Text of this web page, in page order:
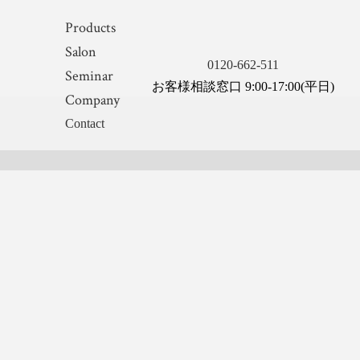
Products
Salon
Seminar
Company
Contact
0120-662-511
お客様相談窓口 9:00-17:00(平日)